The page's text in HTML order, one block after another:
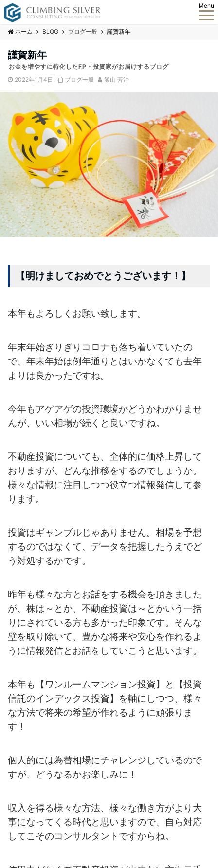
Menu
ホーム BLOG ブログ一般 謹賀新年
謹賀新年
お金を増やすに特化したFP・投資家がお届けするブログ
2022年1月4日
ブログ一般 飯山 芳治
【明けましておめでとうございます！】
本年もよろしくお願い致します。
年末年始ぎりぎりコロナも落ち着いていたの
で、年末年始は例年通りとはいかなくても去年
よりは良かったですね。
今年もアゲアゲの投資環境かどうかわかりませ
んが、いい相場が続くと良いですね。
不動産投資についても、全体的に価格上昇して
おりますが、どんな推移をするのでしょうか。
様々な情報に注目しつつ役立つ情報発信して参
ります。
投資はギャンブルじゃありません。相場を予想
するのではなくて、データを把握したうえでど
う対処するかです。
昨年も様々な方とお話をする機会を頂きました
が、株は～とか、不動産投資は～とかいう一括
りにされている方も多かった印象です。そんな
壁を取り除いて、豊かな将来や安心を作れるよ
うに情報発信とお話をしていこうと思います。
本年も【ワンルームマンション投資】と【投資
信託のインデックス投資】を軸にしつつ、様々
な方法で将来の希望が作れるように頑張りま
す！
個人的には為替相場にチャレンジしているので
すが、どうなるかお楽しみに！
収入を得る様々な方法、様々な働き方がより大
事になってくる時代と思いますので、自ら対応
してこそのコンサルタントですからね。